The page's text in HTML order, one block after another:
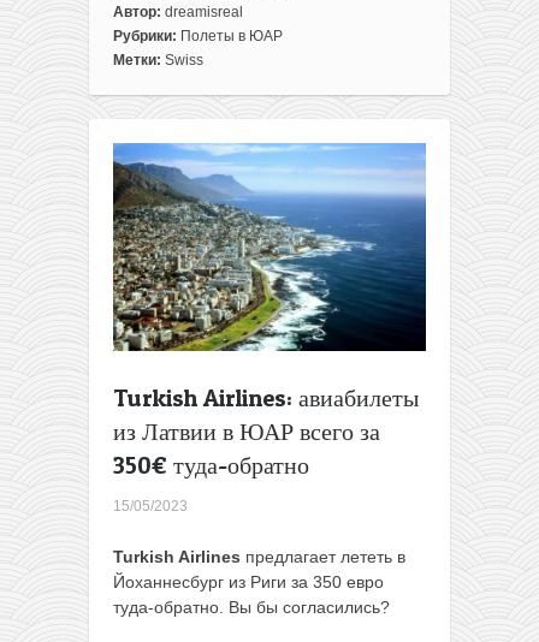
к
записи
Swiss:
в
ЮАР
за
390€
туда-
обратно
Автор: dreamisreal
Рубрики: Полеты в ЮАР
Метки: Swiss
Turkish Airlines: авиабилеты
из Латвии в ЮАР всего за
350€ туда-обратно
15/05/2023
Turkish Airlines предлагает лететь в
Йоханнесбург из Риги за 350 евро
туда-обратно. Вы бы согласились?